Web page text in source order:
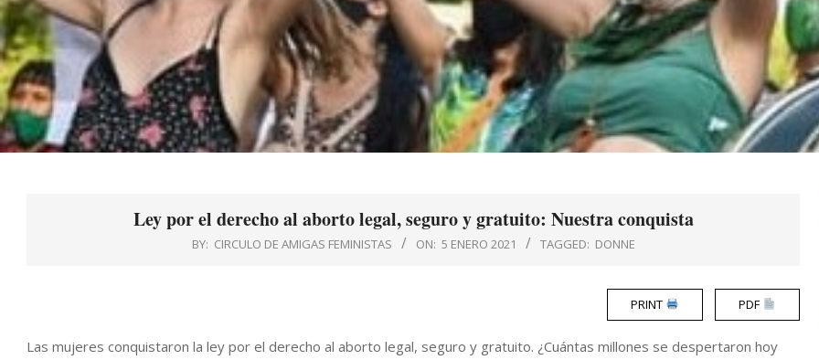
Ley por el derecho al aborto legal, seguro y gratuito: Nuestra conquista
BY: CIRCULO DE AMIGAS FEMINISTAS ON: 5 ENERO 2021 TAGGED: DONNE
PRINT PDF
Las mujeres conquistaron la ley por el derecho al aborto legal, seguro y gratuito. ¿Cuántas millones se despertaron hoy